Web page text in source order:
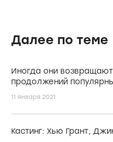
Далее по теме
Иногда они
продолжений
11 января 2021
Кастинг: Хью Грант,